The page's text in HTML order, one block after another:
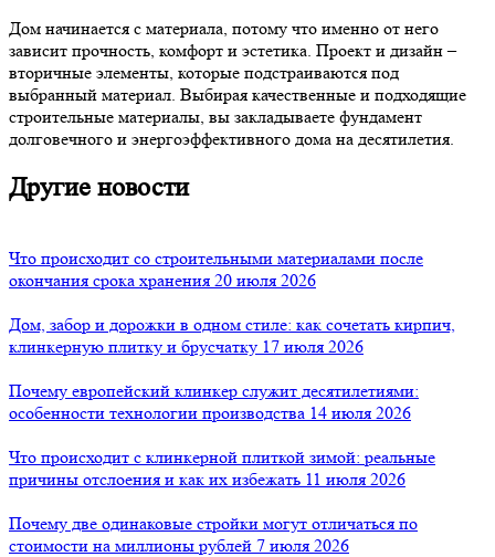
Дом начинается с материала, потому что именно от него
зависит прочность, комфорт и эстетика. Проект и дизайн –
вторичные элементы, которые подстраиваются под
выбранный материал. Выбирая качественные и подходящие
строительные материалы, вы закладываете фундамент
долговечного и энергоэффективного дома на десятилетия.
Другие новости
Что происходит со строительными материалами после
окончания срока хранения 20 июля 2026
Дом, забор и дорожки в одном стиле: как сочетать кирпич,
клинкерную плитку и брусчатку 17 июля 2026
Почему европейский клинкер служит десятилетиями:
особенности технологии производства 14 июля 2026
Что происходит с клинкерной плиткой зимой: реальные
причины отслоения и как их избежать 11 июля 2026
Почему две одинаковые стройки могут отличаться по
стоимости на миллионы рублей 7 июля 2026